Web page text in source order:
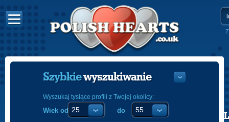
POLISH
Szybkiewyszukiwanie
Wyszukaj tysiące profili z Twojej okolicy:
Wiek od do